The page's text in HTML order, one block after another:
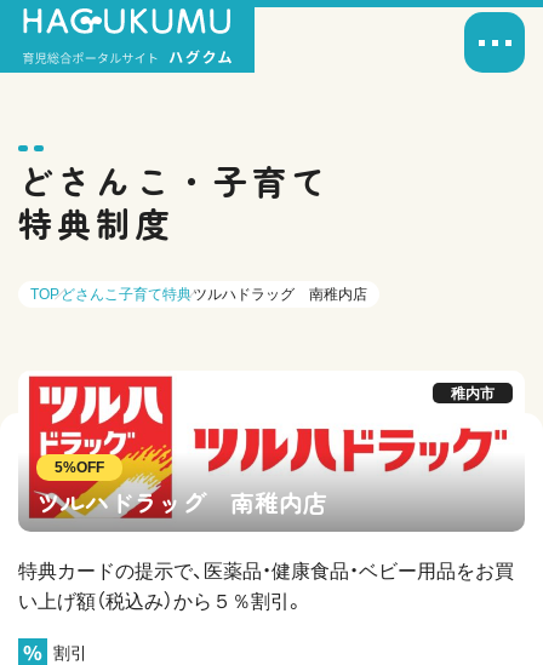
どさんこ・子育て
特典制度
TOPどさんこ子育て特典ツルハドラッグ 南稚内店
稚内市
5%OFF
ツルハドラッグ 南稚内店
特典カードの提示で、医薬品・健康食品・ベビー用品をお買
い上げ額（税込み）から５％割引。
割引